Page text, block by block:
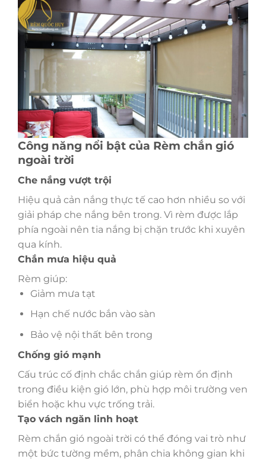
Công năng nổi bật của Rèm chắn gió
ngoài trời
Che nắng vượt trội
Hiệu quả cản nắng thực tế cao hơn nhiều so với
giải pháp che nắng bên trong. Vì rèm được lắp
phía ngoài nên tia nắng bị chặn trước khi xuyên
qua kính.
Chắn mưa hiệu quả
Rèm giúp:
Giảm mưa tạt
Hạn chế nước bắn vào sàn
Bảo vệ nội thất bên trong
Chống gió mạnh
Cấu trúc cố định chắc chắn giúp rèm ổn định
trong điều kiện gió lớn, phù hợp môi trường ven
biển hoặc khu vực trống trải.
Tạo vách ngăn linh hoạt
Rèm chắn gió ngoài trời có thể đóng vai trò như
một bức tường mềm, phân chia không gian khi